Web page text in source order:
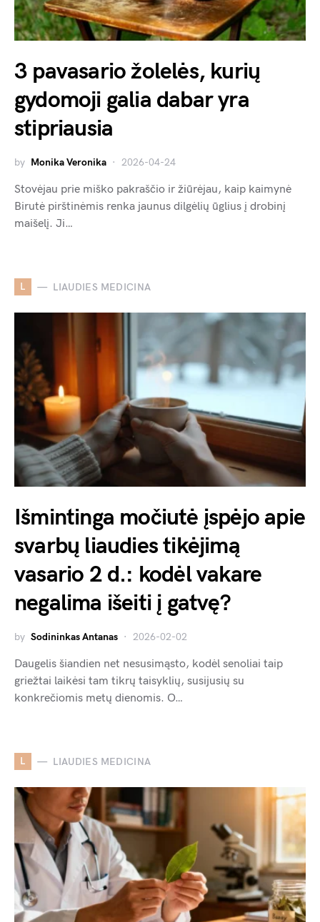
3 pavasario žolelės, kurių
gydomoji galia dabar yra
stipriausia
by Monika Veronika 2026-04-24
Stovėjau prie miško pakraščio ir žiūrėjau, kaip kaimynė
Birutė pirštinėmis renka jaunus dilgėlių ūglius į drobinį
maišelį. Ji…
L LIAUDIES MEDICINA
Išmintinga močiutė įspėjo apie
svarbų liaudies tikėjimą
vasario 2 d.: kodėl vakare
negalima išeiti į gatvę?
by Sodininkas Antanas 2026-02-02
Daugelis šiandien net nesusimąsto, kodėl senoliai taip
griežtai laikėsi tam tikrų taisyklių, susijusių su
konkrečiomis metų dienomis. O…
L LIAUDIES MEDICINA